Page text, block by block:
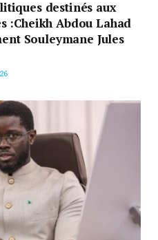
destinés aux
:Cheikh Abdou Lahad
Souleymane Jules